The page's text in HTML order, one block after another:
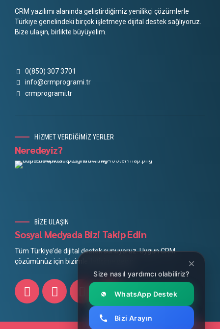
CRM yazılımı alanında geliştirdiğimiz yenilikçi çözümlerle
Türkiye genelindeki birçok işletmeye dijital destek sağlıyoruz.
Bize ulaşın, birlikte büyüyelim.
0(850) 307 3701
info@crmprogrami.tr
crmprogrami.tr
HİZMET VERDİĞİMİZ YERLER
Neredeyiz?
BİZE ULAŞIN
Sosyal Medyada Bizi Takip Edin
Tüm Türkiye’de dijital destek sunuyoruz. Uygun CRM
çözümünüz için bizimle iletişime geçin.
Size nasıl yardımcı olabiliriz?
WhatsApp Destek
Bizi Arayın